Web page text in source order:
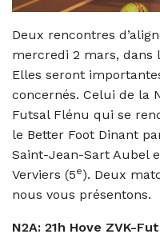
Deux rencontres
mercredi 2 mars, dans
Elles seront
concernés. Celui de la
Futsal Flénu qui se
le Better Foot Dinant
Saint-Jean-Sart Aubel
Verviers (5e). Deux
nous vous présentons.
N2A: 21h Hove ZVK-